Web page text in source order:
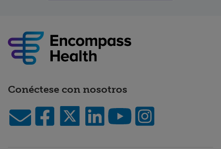
Conéctese con nosotros